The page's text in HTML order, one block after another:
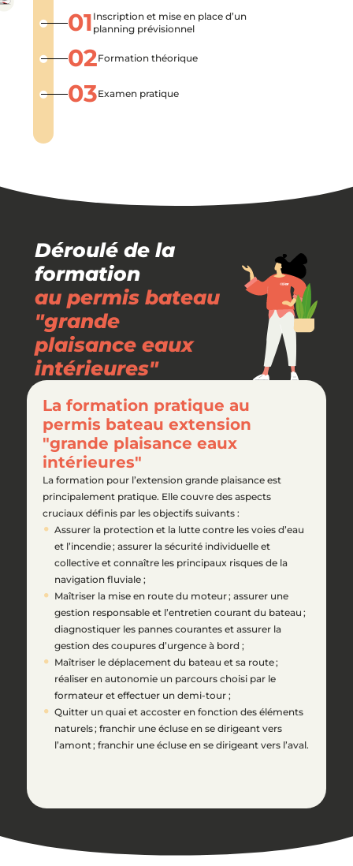
• 01 Inscription et mise en place d’un
planning prévisionnel
• 02Formation théorique
• 03Examen pratique
Déroulé de la
formation
au permis bateau
"grande
plaisance eaux
intérieures"
La formation pratique au
permis bateau extension
"grande plaisance eaux
intérieures"
La formation pour l’extension grande plaisance est
principalement pratique. Elle couvre des aspects
cruciaux définis par les objectifs suivants :
Assurer la protection et la lutte contre les voies d’eau
et l’incendie ; assurer la sécurité individuelle et
collective et connaître les principaux risques de la
navigation fluviale ;
Maîtriser la mise en route du moteur ; assurer une
gestion responsable et l’entretien courant du bateau ;
diagnostiquer les pannes courantes et assurer la
gestion des coupures d’urgence à bord ;
Maîtriser le déplacement du bateau et sa route ;
réaliser en autonomie un parcours choisi par le
formateur et effectuer un demi-tour ;
Quitter un quai et accoster en fonction des éléments
naturels ; franchir une écluse en se dirigeant vers
l’amont ; franchir une écluse en se dirigeant vers l’aval.